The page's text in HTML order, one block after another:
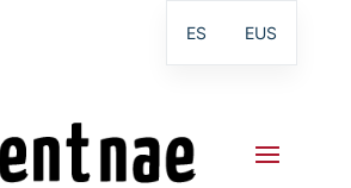
ES EUS